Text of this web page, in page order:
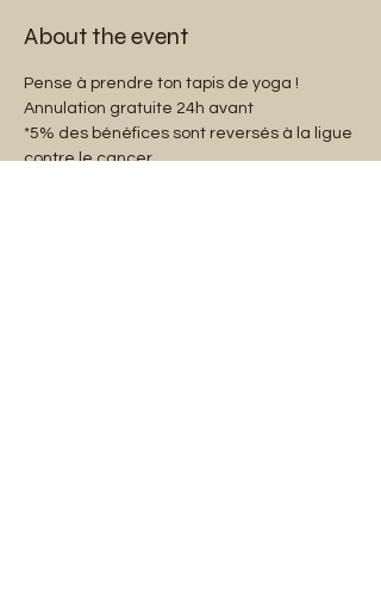
About the event
Pense à prendre ton tapis de yoga !
Annulation gratuite 24h avant
*5% des bénéfices sont reversés à la ligue
contre le cancer.